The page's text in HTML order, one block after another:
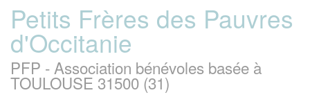
Petits Frères des Pauvres
d'Occitanie
PFP - Association bénévoles basée à
TOULOUSE 31500 (31)